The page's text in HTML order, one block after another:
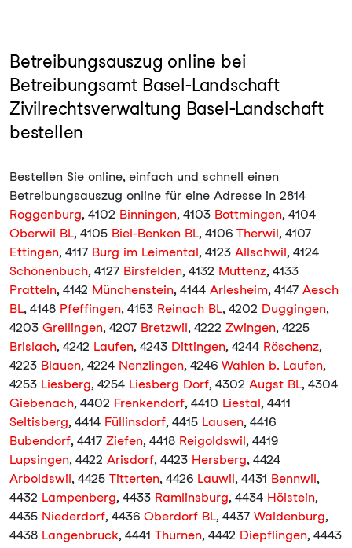
Betreibungsauszug online bei
Betreibungsamt Basel-Landschaft
Zivilrechtsverwaltung Basel-Landschaft
bestellen
Bestellen Sie online, einfach und schnell einen
Betreibungsauszug online für eine Adresse in 2814
Roggenburg, 4102 Binningen, 4103 Bottmingen, 4104
Oberwil BL, 4105 Biel-Benken BL, 4106 Therwil, 4107
Ettingen, 4117 Burg im Leimental, 4123 Allschwil, 4124
Schönenbuch, 4127 Birsfelden, 4132 Muttenz, 4133
Pratteln, 4142 Münchenstein, 4144 Arlesheim, 4147 Aesch
BL, 4148 Pfeffingen, 4153 Reinach BL, 4202 Duggingen,
4203 Grellingen, 4207 Bretzwil, 4222 Zwingen, 4225
Brislach, 4242 Laufen, 4243 Dittingen, 4244 Röschenz,
4223 Blauen, 4224 Nenzlingen, 4246 Wahlen b. Laufen,
4253 Liesberg, 4254 Liesberg Dorf, 4302 Augst BL, 4304
Giebenach, 4402 Frenkendorf, 4410 Liestal, 4411
Seltisberg, 4414 Füllinsdorf, 4415 Lausen, 4416
Bubendorf, 4417 Ziefen, 4418 Reigoldswil, 4419
Lupsingen, 4422 Arisdorf, 4423 Hersberg, 4424
Arboldswil, 4425 Titterten, 4426 Lauwil, 4431 Bennwil,
4432 Lampenberg, 4433 Ramlinsburg, 4434 Hölstein,
4435 Niederdorf, 4436 Oberdorf BL, 4437 Waldenburg,
4438 Langenbruck, 4441 Thürnen, 4442 Diepflingen, 4443